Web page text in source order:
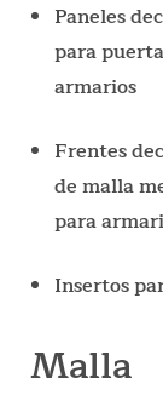
Paneles
para
armarios
Frentes
de malla
para
Insertos
Malla